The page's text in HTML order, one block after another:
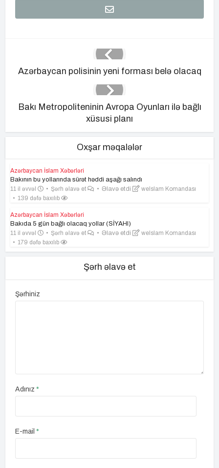
Azərbaycan polisinin yeni forması belə olacaq
Bakı Metropoliteninin Avropa Oyunları ilə bağlı
xüsusi planı
Oxşar məqalələr
Azərbaycan İslam Xəbərləri
Bakının bu yollarında sürət həddi aşağı salındı
11 il əvvəl
Şərh əlavə et Əlavə etdi
weIslam Komandası
139 dəfə baxılıb
Azərbaycan İslam Xəbərləri
Bakıda 5 gün bağlı olacaq yollar (SİYAHI)
11 il əvvəl
Şərh əlavə et Əlavə etdi
weIslam Komandası
179 dəfə baxılıb
Şərh əlavə et
Şərhiniz
Adınız*
E-mail*